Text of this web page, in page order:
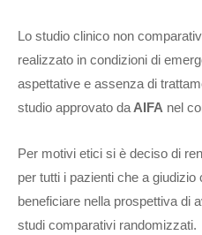
Lo studio clinico non
realizzato in condizioni di
aspettative e assenza di
studio approvato da AIFA nel
Per motivi etici si è deciso di
per tutti i pazienti che a
beneficiare nella prospettiva di
studi comparativi randomizzati.